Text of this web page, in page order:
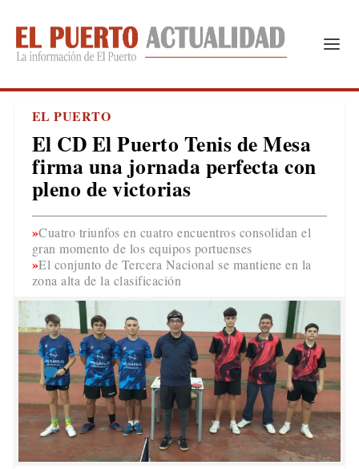
EL PUERTO
El CD El Puerto Tenis de Mesa
firma una jornada perfecta con
pleno de victorias
Cuatro triunfos en cuatro encuentros consolidan el
gran momento de los equipos portuenses
El conjunto de Tercera Nacional se mantiene en la
zona alta de la clasificación